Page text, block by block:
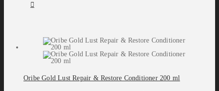
Oribe Gold Lust Repair & Restore Conditioner 200 ml